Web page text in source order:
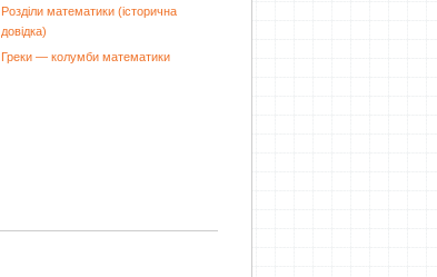
Розділи математики (історична
довідка)
Греки — колумби математики